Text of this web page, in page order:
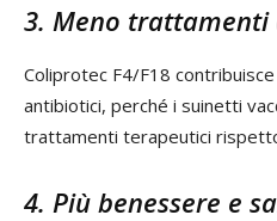
3. Meno
Coliprotec F4/F18
antibiotici, perché i suinetti
trattamenti terapeutici
4. Più benessere e